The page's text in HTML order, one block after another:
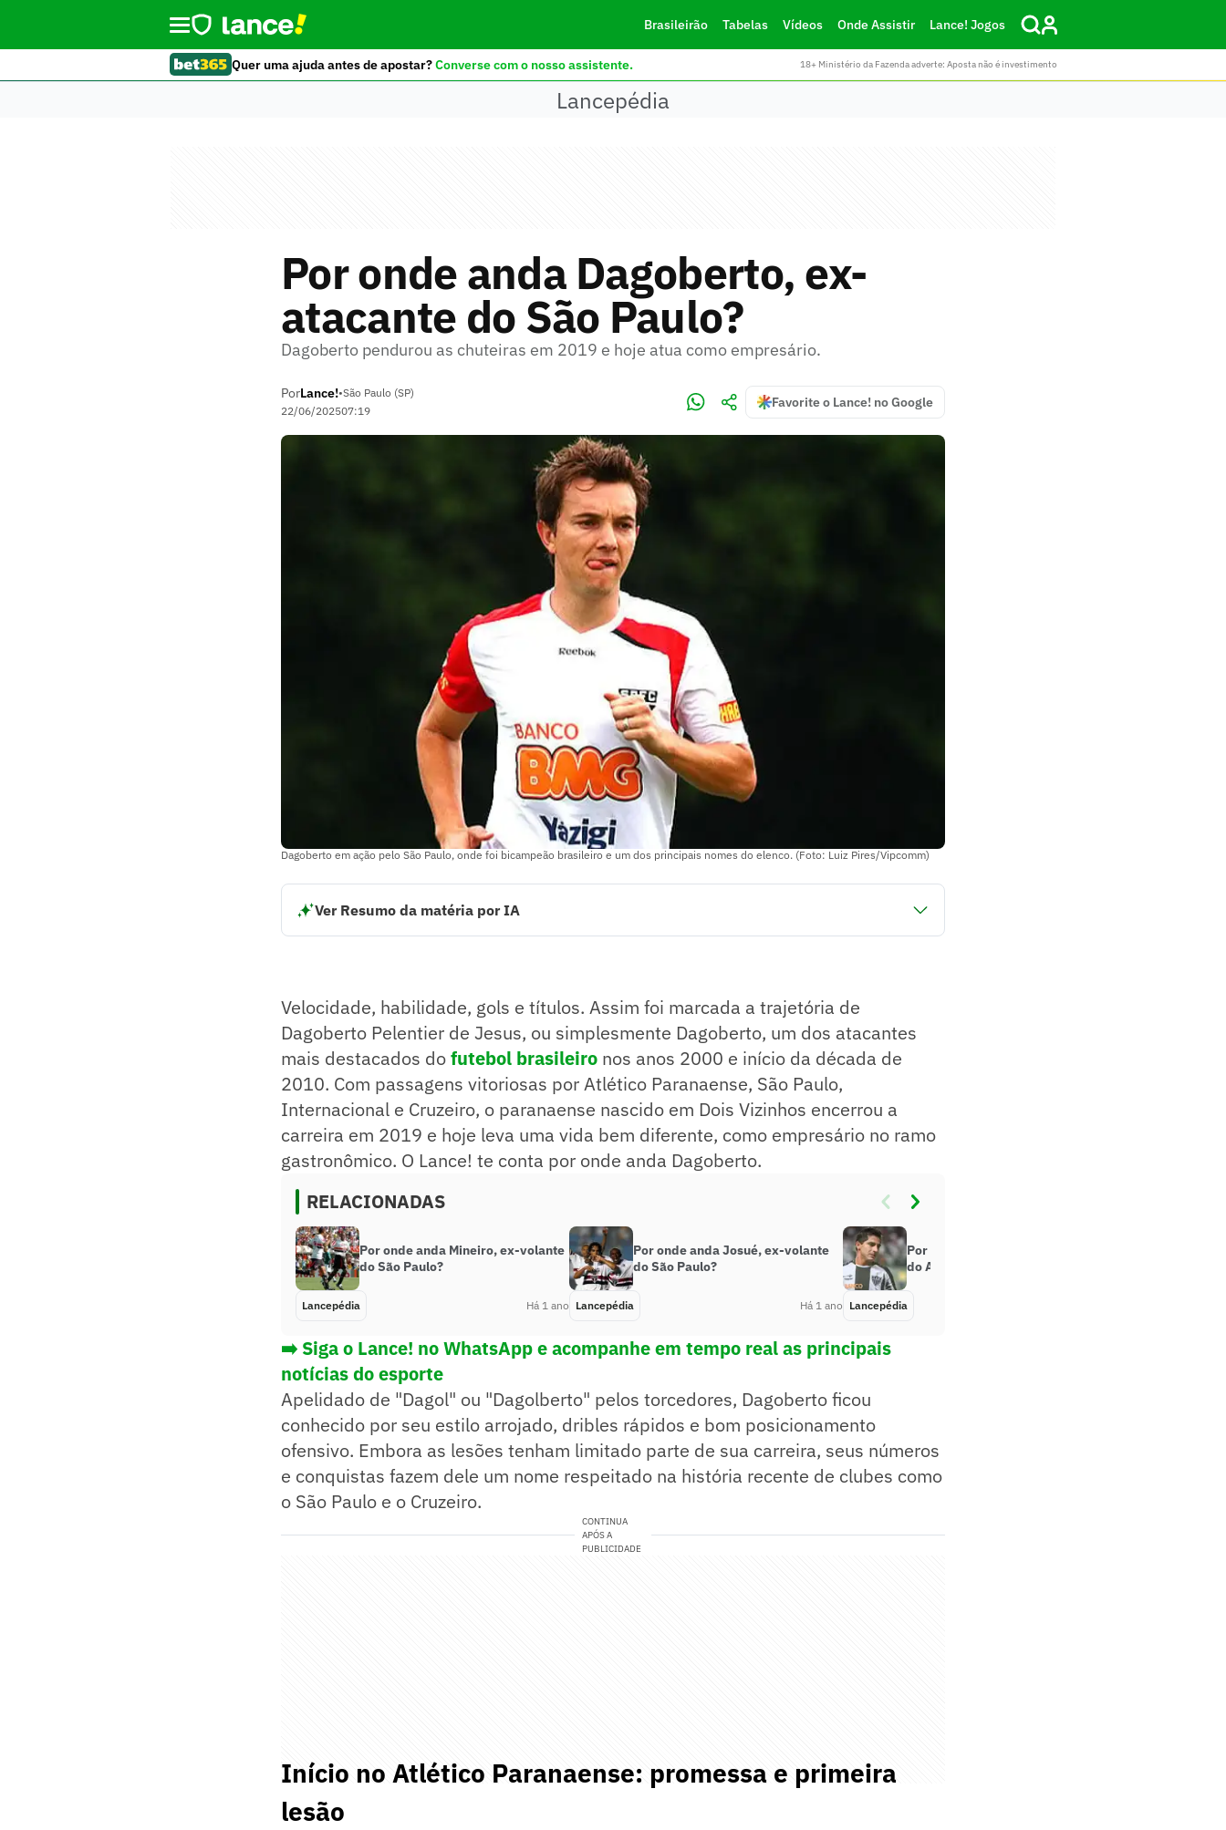
Brasileirão Tabelas Vídeos Onde Assistir Lance! Jogos
Quer uma ajuda antes de apostar?Converse com o nosso assistente. 18+ Ministério da Fazenda adverte: Aposta não é investimento
Lancepédia
Por onde anda Dagoberto, ex-
atacante do São Paulo?
Dagoberto pendurou as chuteiras em 2019 e hoje atua como empresário.
PorLance!•São Paulo (SP)
22/06/202507:19
Favorite o Lance! no Google
Dagoberto em ação pelo São Paulo, onde foi bicampeão brasileiro e um dos principais nomes do elenco. (Foto: Luiz Pires/Vipcomm)
Ver Resumo da matéria por IA
Manteve laços com o futebol, participando de eventos e expressando carinho pelos clubes onde jogou.
Resumo supervisionado pelo jornalista!
Velocidade, habilidade, gols e títulos. Assim foi marcada a trajetória de
Dagoberto Pelentier de Jesus, ou simplesmente Dagoberto, um dos atacantes
mais destacados dofutebol brasileiro nos anos 2000 e início da década de
2010. Com passagens vitoriosas por Atlético Paranaense, São Paulo,
Internacional e Cruzeiro, o paranaense nascido em Dois Vizinhos encerrou a
carreira em 2019 e hoje leva uma vida bem diferente, como empresário no ramo
gastronômico. O Lance! te conta por onde anda Dagoberto.
RELACIONADAS
Por onde anda Mineiro, ex-volante
do São Paulo?
Lancepédia Há 1 ano
Por onde anda Josué, ex-volante
do São Paulo?
Lancepédia Há 1 ano
Por onde anda Danilinho, ex-meia
do Atlético Mineiro?
Lancepédia
➡️ Siga o Lance! no WhatsApp e acompanhe em tempo real as principais
notícias do esporte
Apelidado de "Dagol" ou "Dagolberto" pelos torcedores, Dagoberto ficou
conhecido por seu estilo arrojado, dribles rápidos e bom posicionamento
ofensivo. Embora as lesões tenham limitado parte de sua carreira, seus números
e conquistas fazem dele um nome respeitado na história recente de clubes como
o São Paulo e o Cruzeiro.
CONTINUA
APÓS A
PUBLICIDADE
Início no Atlético Paranaense: promessa e primeira
lesão